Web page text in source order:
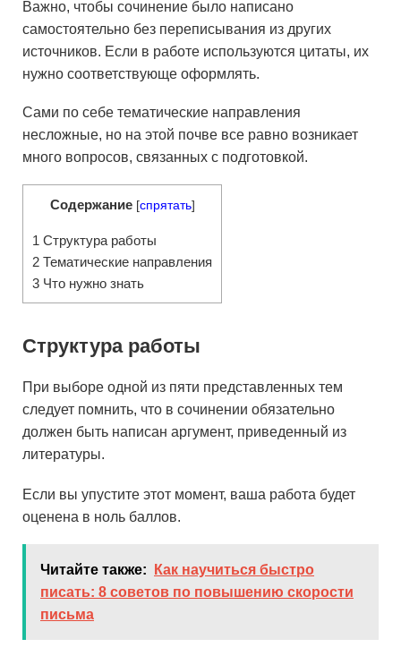
Важно, чтобы сочинение было написано
самостоятельно без переписывания из других
источников. Если в работе используются цитаты, их
нужно соответствующе оформлять.
Сами по себе тематические направления
несложные, но на этой почве все равно возникает
много вопросов, связанных с подготовкой.
Содержание [спрятать]
1 Структура работы
2 Тематические направления
3 Что нужно знать
Структура работы
При выборе одной из пяти представленных тем
следует помнить, что в сочинении обязательно
должен быть написан аргумент, приведенный из
литературы.
Если вы упустите этот момент, ваша работа будет
оценена в ноль баллов.
Читайте также:
Как научиться быстро
писать: 8 советов по повышению скорости
письма